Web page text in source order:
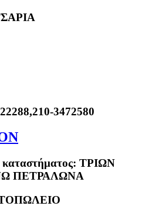
3472580
καταστήματος: ΤΡΙΩΝ
ΠΕΤΡΑΛΩΝΑ